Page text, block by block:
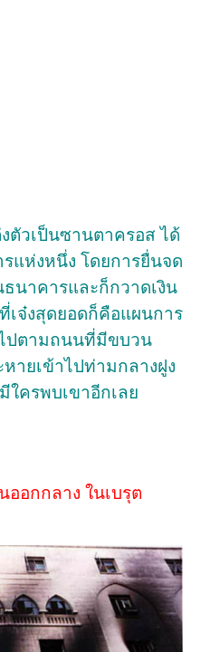
ตัวเป็นซานตาครอส ได้
แห่งหนึ่ง โดยการยื่นจด
นาคารและก็กวาดเงิน
จ๋งสุดยอดก็คือแผนการ
ปตามถนนที่มีขบวน
ายเข้าไปท่ามกลางฝูง
ครพบเขาอีกเลย
อกกลาง ในเบรุต